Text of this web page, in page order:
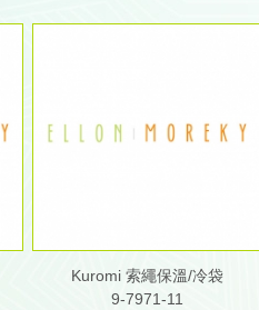
Kuromi 索繩保溫/冷袋
9-7971-11